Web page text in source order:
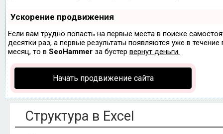
Ускорение продвижения
Если вам трудно попасть на первые места в поиске
десятки раз, а первые результаты появляются уже в
месяц, то в SeoHammer за бустер вернут деньги.
Начать продвижение сайта
Структура в Excel